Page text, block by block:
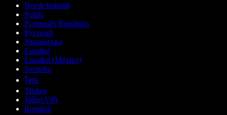
Norsk bokmål
Polski
Português Brasileiro
Русский
Українська
Español
Español (México)
Svenska
ไทย
Türkçe
Tiếng Việt
Română